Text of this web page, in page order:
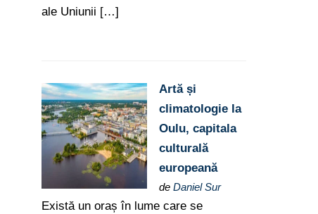
ale Uniunii […]
Artă și
climatologie la
Oulu, capitala
culturală
europeană
de Daniel Sur
Există un oraș în lume care se